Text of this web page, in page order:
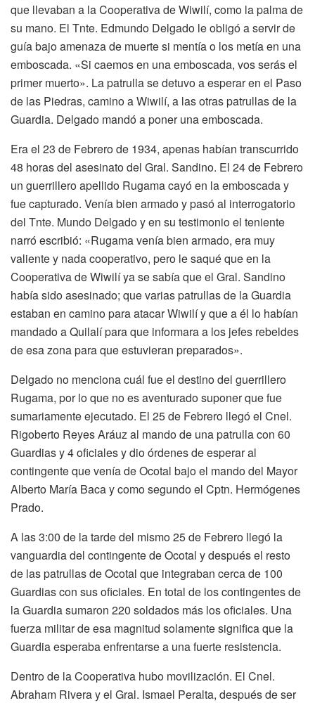
que llevaban a la Cooperativa de Wiwilí, como la palma de
su mano. El Tnte. Edmundo Delgado le obligó a servir de
guía bajo amenaza de muerte si mentía o los metía en una
emboscada. «Si caemos en una emboscada, vos serás el
primer muerto». La patrulla se detuvo a esperar en el Paso
de las Piedras, camino a Wiwilí, a las otras patrullas de la
Guardia. Delgado mandó a poner una emboscada.
Era el 23 de Febrero de 1934, apenas habían transcurrido
48 horas del asesinato del Gral. Sandino. El 24 de Febrero
un guerrillero apellido Rugama cayó en la emboscada y
fue capturado. Venía bien armado y pasó al interrogatorio
del Tnte. Mundo Delgado y en su testimonio el teniente
narró escribió: «Rugama venía bien armado, era muy
valiente y nada cooperativo, pero le saqué que en la
Cooperativa de Wiwilí ya se sabía que el Gral. Sandino
había sido asesinado; que varias patrullas de la Guardia
estaban en camino para atacar Wiwilí y que a él lo habían
mandado a Quilalí para que informara a los jefes rebeldes
de esa zona para que estuvieran preparados».
Delgado no menciona cuál fue el destino del guerrillero
Rugama, por lo que no es aventurado suponer que fue
sumariamente ejecutado. El 25 de Febrero llegó el Cnel.
Rigoberto Reyes Aráuz al mando de una patrulla con 60
Guardias y 4 oficiales y dio órdenes de esperar al
contingente que venía de Ocotal bajo el mando del Mayor
Alberto María Baca y como segundo el Cptn. Hermógenes
Prado.
A las 3:00 de la tarde del mismo 25 de Febrero llegó la
vanguardia del contingente de Ocotal y después el resto
de las patrullas de Ocotal que integraban cerca de 100
Guardias con sus oficiales. En total de los contingentes de
la Guardia sumaron 220 soldados más los oficiales. Una
fuerza militar de esa magnitud solamente significa que la
Guardia esperaba enfrentarse a una fuerte resistencia.
Dentro de la Cooperativa hubo movilización. El Cnel.
Abraham Rivera y el Gral. Ismael Peralta, después de ser